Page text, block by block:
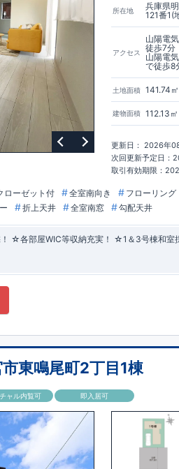
所在地
兵庫県
121番1(
アクセス
山陽電
徒歩7分
山陽電
で徒歩8
土地面積 141.74㎡
建物面積 112.13㎡
更新日： 2026年
次回更新予定日：
取引有効期限：
ローゼット付 全室南向き
フローリング
折上天井 全室南窓 勾配天井
☆各部屋WIC等収納充実！ ☆1＆3号棟和室
東鳴尾町2丁目1棟
ャル内覧可 即入居可